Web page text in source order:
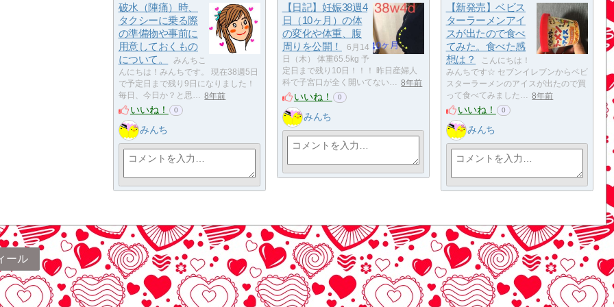
破水（陣痛）時、
タクシーに乗る際
の準備物や事前に
用意しておくもの
について。
みんちこ
んにちは！みんちです。 現在38週5日
で予定日まで残り9日になりました！
毎日、今日か？と思… 8年前
いいね！ 0
みんち
【日記】妊娠38週4
日（10ヶ月）の体
の変化や体重、腹
周りを公開！
6月14
日（木） 体重65.5kg 予
定日まで残り10日！！！ 昨日産婦人
科で子宮口が全く開いてない… 8年前
いいね！ 0
みんち
【新発売】ベビス
ターラーメンアイ
スが出たので食べ
てみた。食べた感
想は？
こんにちは！
みんちです☆ セブンイレブンからベビ
スターラーメンのアイスが出たので買
って食べてみました… 8年前
いいね！ 0
みんち
ール